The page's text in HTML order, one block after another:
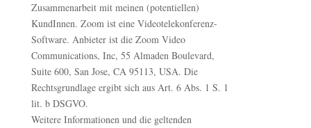
Zusammenarbeit mit meinen (potentiellen)
KundInnen. Zoom ist eine Videotelekonferenz-
Software. Anbieter ist die Zoom Video
Communications, Inc, 55 Almaden Boulevard,
Suite 600, San Jose, CA 95113, USA. Die
Rechtsgrundlage ergibt sich aus Art. 6 Abs. 1 S. 1
lit. b DSGVO.
Weitere Informationen und die geltenden